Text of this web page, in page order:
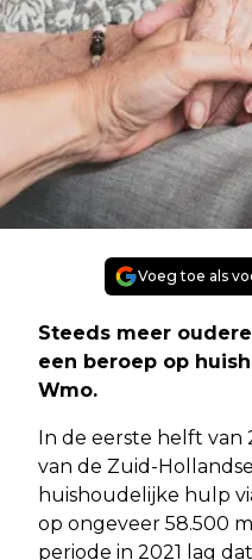
Voeg toe als
Steeds meer
een beroep op
Wmo.
In de eerste helft van
van de Zuid-
huishoudelijke hulp
op ongeveer 58.500
periode in 2021 lag